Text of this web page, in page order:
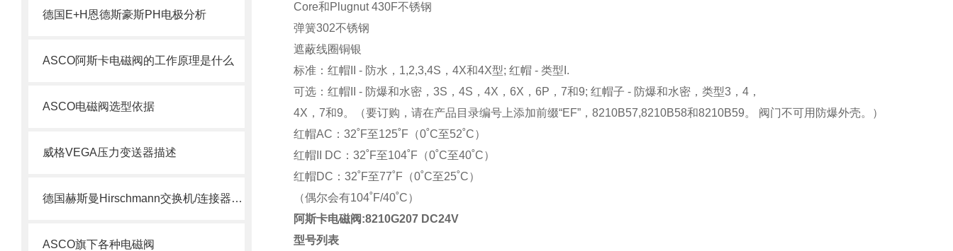
德国E+H恩德斯豪斯PH电极分析
ASCO阿斯卡电磁阀的工作原理是什么
ASCO电磁阀选型依据
威格VEGA压力变送器描述
德国赫斯曼Hirschmann交换机/连接器介绍
ASCO旗下各种电磁阀
Core和Plugnut 430F不锈钢
弹簧302不锈钢
遮蔽线圈铜银
标准：红帽II - 防水，1,2,3,4S，4X和4X型; 红帽 - 类型I.
可选：红帽II - 防爆和水密，3S，4S，4X，6X，6P，7和9; 红帽子 - 防爆和水密，类型3，4，
4X，7和9。（要订购，请在产品目录编号上添加前缀“EF”，8210B57,8210B58和8210B59。 阀门不可用防爆外壳。）
红帽AC：32˚F至125˚F（0˚C至52˚C）
红帽II DC：32˚F至104˚F（0˚C至40˚C）
红帽DC：32˚F至77˚F（0˚C至25˚C）
（偶尔会有104˚F/40˚C）
阿斯卡电磁阀:8210G207 DC24V
型号列表